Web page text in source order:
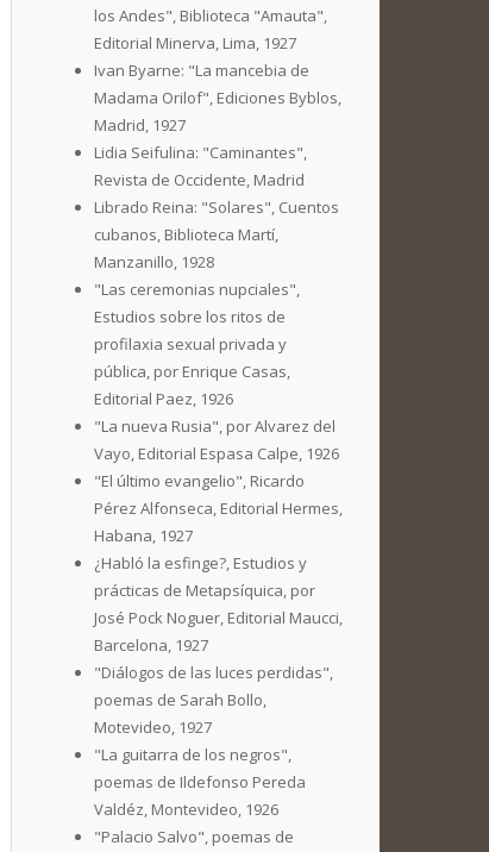
los Andes", Biblioteca "Amauta",
Editorial Minerva, Lima, 1927
Ivan Byarne: "La mancebia de
Madama Orilof", Ediciones Byblos,
Madrid, 1927
Lidia Seifulina: "Caminantes",
Revista de Occidente, Madrid
Librado Reina: "Solares", Cuentos
cubanos, Biblioteca Martí,
Manzanillo, 1928
"Las ceremonias nupciales",
Estudios sobre los ritos de
profilaxia sexual privada y
pública, por Enrique Casas,
Editorial Paez, 1926
"La nueva Rusia", por Alvarez del
Vayo, Editorial Espasa Calpe, 1926
"El último evangelio", Ricardo
Pérez Alfonseca, Editorial Hermes,
Habana, 1927
¿Habló la esfinge?, Estudios y
prácticas de Metapsíquica, por
José Pock Noguer, Editorial Maucci,
Barcelona, 1927
"Diálogos de las luces perdidas",
poemas de Sarah Bollo,
Motevideo, 1927
"La guitarra de los negros",
poemas de Ildefonso Pereda
Valdéz, Montevideo, 1926
"Palacio Salvo", poemas de